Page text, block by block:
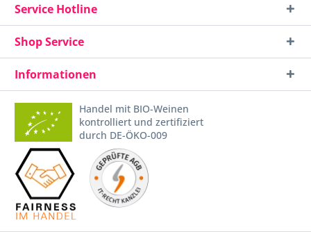
Service Hotline
Shop Service
Informationen
Handel mit BIO-Weinen
kontrolliert und zertifiziert
durch DE-ÖKO-009